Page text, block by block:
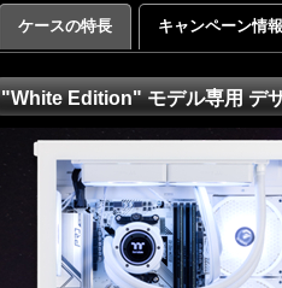
ケースの特長 キャンペーン情報
"White Edition" モデル専用 デ